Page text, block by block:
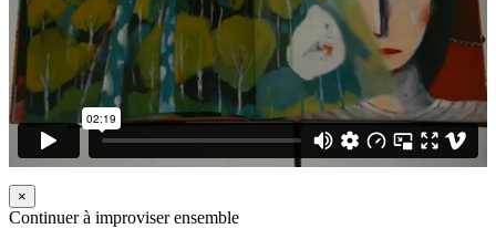
×
Continuer à improviser ensemble